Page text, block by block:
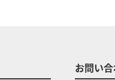
お問い